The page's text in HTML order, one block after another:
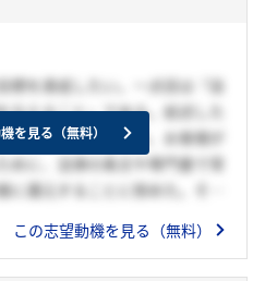
標を達成したい。一点目は『自
与えること』である。前述した
ンシップの経験では、お客様が
めに、法律の条文や専門書で常
に還元することに努めた。その
く人々の役に立ちたいという思
を見る（無料）
この志望動機を見る（無料）